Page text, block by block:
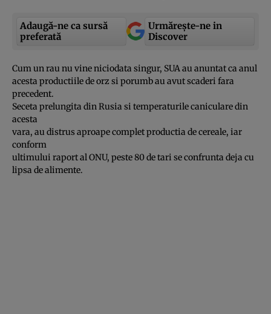
Adaugă-ne ca sursă
preferată
Urmărește-ne in
Discover
Cum un rau nu vine niciodata singur, SUA au anuntat ca anul
acesta productiile de orz si porumb au avut scaderi fara
precedent.
Seceta prelungita din Rusia si temperaturile caniculare din
acesta
vara, au distrus aproape complet productia de cereale, iar
conform
ultimului raport al ONU, peste 80 de tari se confrunta deja cu
lipsa de alimente.